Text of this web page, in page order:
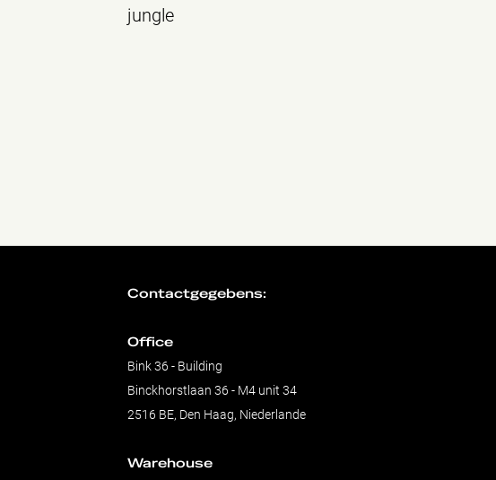
jungle
Contactgegebens:
Office
Bink 36 - Building
Binckhorstlaan 36 - M4 unit 34
2516 BE, Den Haag, Niederlande
Warehouse